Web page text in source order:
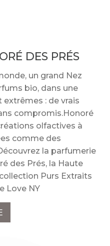
DES PRÉS
un grand Nez
bio, dans une
: de vrais
compromis.Honoré
olfactives à
comme des
la parfumerie
des Prés, la Haute
Purs Extraits
Love NY